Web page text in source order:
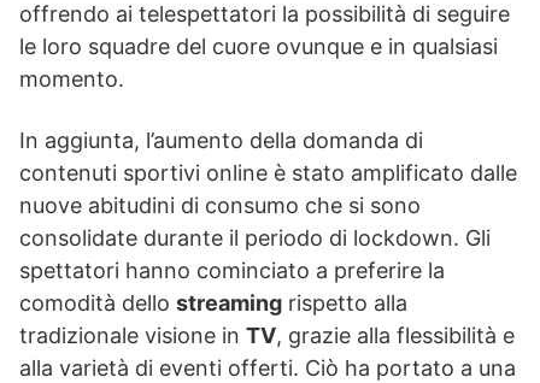
offrendo ai telespettatori la possibilità di seguire
le loro squadre del cuore ovunque e in qualsiasi
momento.
In aggiunta, l’aumento della domanda di
contenuti sportivi online è stato amplificato dalle
nuove abitudini di consumo che si sono
consolidate durante il periodo di lockdown. Gli
spettatori hanno cominciato a preferire la
comodità dello streaming rispetto alla
tradizionale visione in TV, grazie alla flessibilità e
alla varietà di eventi offerti. Ciò ha portato a una